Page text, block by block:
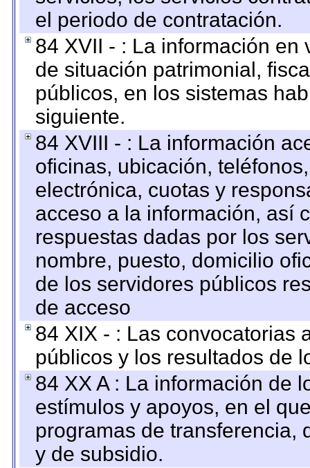
el periodo de contratación.
84 XVII - : La información
de situación patrimonial,
públicos, en los sistemas
siguiente.
84 XVIII - : La información
oficinas, ubicación,
electrónica, cuotas y
acceso a la información, así
respuestas dadas por los
nombre, puesto, domicilio
de los servidores públicos
de acceso
84 XIX - : Las convocatorias
públicos y los resultados de
84 XX A : La información de
estímulos y apoyos, en el
programas de transferencia,
y de subsidio.